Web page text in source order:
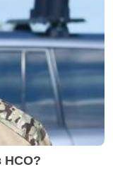
НСО?